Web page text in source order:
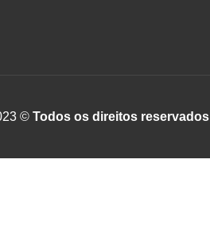
© Todos os direitos reservados